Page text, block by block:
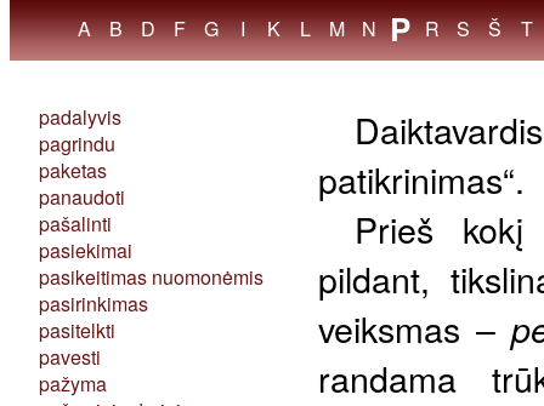
// A B D F G I K L M N P R S Š T
padalyvis
pagrindu
paketas
panaudoti
pašalinti
pasiekimai
pasikeitimas nuomonėmis
pasirinkimas
pasitelkti
pavesti
pažyma
patikrinimas“.
Prieš
pildant,
veiksmas –
randama